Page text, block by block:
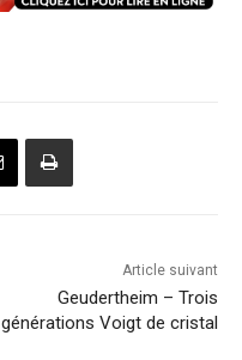
Article suivant
Geudertheim – Trois
générations Voigt de cristal